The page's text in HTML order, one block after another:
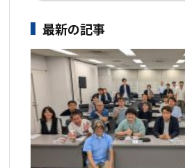
最新の記事